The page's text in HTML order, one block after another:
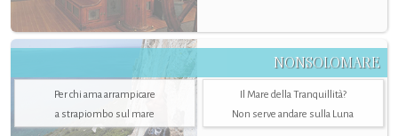
NONSOLOMARE
Per chi ama arrampicare
a strapiombo sul mare
Il Mare della Tranquillità?
Non serve andare sulla Luna